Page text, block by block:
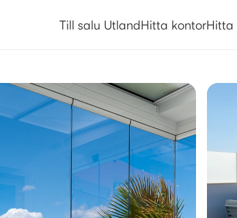
Till salu UtlandHitta kontorHitta